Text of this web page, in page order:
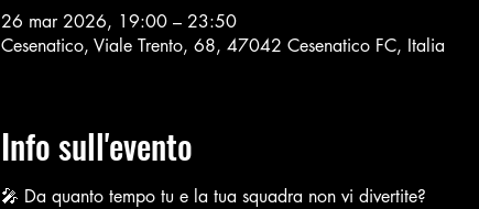
26 mar 2026, 19:00 – 23:50
Cesenatico, Viale Trento, 68, 47042 Cesenatico FC, Italia
Info sull'evento
🎤 Da quanto tempo tu e la tua squadra non vi divertite?